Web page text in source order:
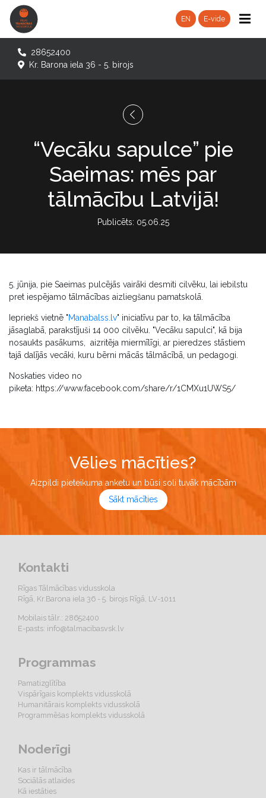
EN E-vide
28652400
Kr. Barona iela 36 - 5. birojs
“Vecāku sapulce” pie
Saeimas: mēs par
tālmācību Latvijā!
Publicēts: 05.06.25
5. jūnija, pie Saeimas pulcējās vairāki desmiti cilvēku, lai iebilstu
pret iespējamo tālmācības aizliegšanu pamatskolā.
Iepriekš vietnē "Manabalss.lv" iniciatīvu par to, ka tālmācība
jāsaglabā, parakstījuši 14 000 cilvēku. "Vecāku sapulci", kā bija
nosaukts pasākums, aizritēja miermīlīgi, ar pieredzes stāstiem
tajā dalījās vecāki, kuru bērni mācās tālmācībā, un pedagogi.
Noskaties video no
piketa: https://www.facebook.com/share/r/1CMXu1UWS5/
Vēlies mācīties?
Aizpildi pieteikuma anketu un būsi soli tuvāk mācībām
Sākt mācīties
Kontakti
Rīgas Tālmācības vidusskola
Rīgā, Kr.Barona iela 36 - 5. birojs Rīgā, LV-1011
Mobilais tālr.: 28652400
E-pasts: info@talmacibasvsk.lv
Programmas
Pamatizglītība
Vispārīgais komplekts vidusskolā
Humanitārais komplekts vidusskolā
Programmēšas komplekts vidusskolā
Noderīgi
Kas ir tālmācība
Sociālās atlaides
Kā iestāties